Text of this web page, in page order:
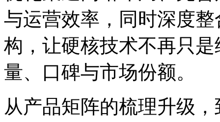
与运营效率，同时深度
构，让硬核技术不再只
量、口碑与市场份额。
从产品矩阵的梳理升级